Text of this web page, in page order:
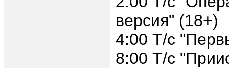
версия" (18+)
4:00 Т/с
8:00 Т/с